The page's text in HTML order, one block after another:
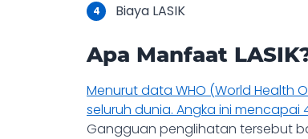
Biaya LASIK
Apa Manfaat
Menurut data WHO (World
seluruh dunia. Angka ini mencapai
Gangguan penglihatan tersebut